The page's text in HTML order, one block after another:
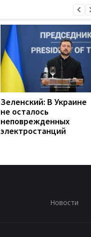
Зеленский: В Украине
не осталось
неповрежденных
электростанций
Новости